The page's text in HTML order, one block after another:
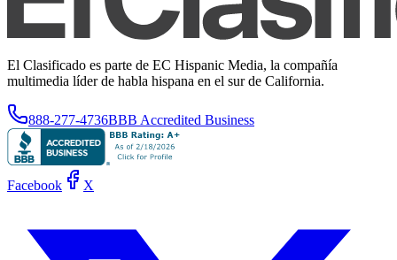
El Clasificado es parte de EC Hispanic Media, la compañía
multimedia líder de habla hispana en el sur de California.
888-277-4736BBB Accredited Business
Facebook X